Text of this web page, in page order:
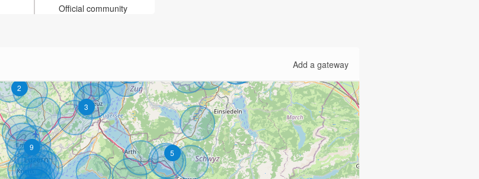
Official community
Add a gateway
2
9
3
5